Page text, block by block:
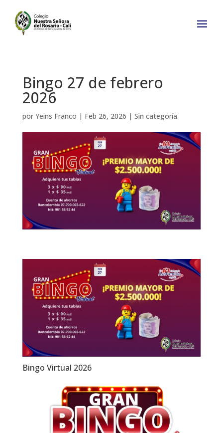
Bingo 27 de febrero
2026
por Yeins Franco | Feb 26, 2026 | Sin categoría
Bingo Virtual 2026